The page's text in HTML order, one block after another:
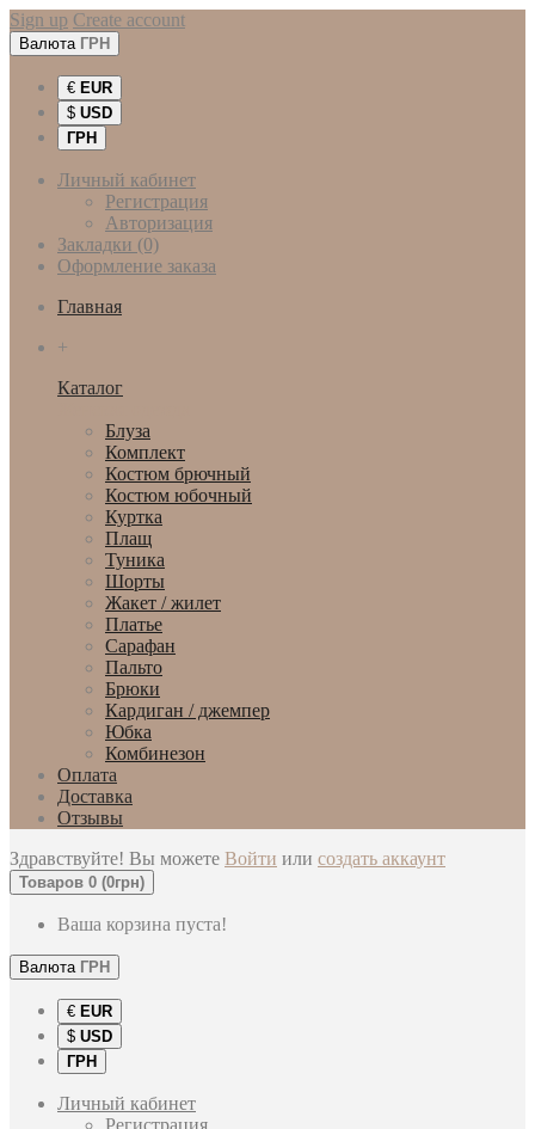
Sign up Create account
Валюта ГРН
€ EUR
$ USD
ГРН
Личный кабинет
Регистрация
Авторизация
Закладки (0)
Оформление заказа
Главная
+
Каталог
Блуза
Комплект
Костюм брючный
Костюм юбочный
Куртка
Плащ
Туника
Шорты
Жакет / жилет
Платье
Сарафан
Пальто
Брюки
Кардиган / джемпер
Юбка
Комбинезон
Оплата
Доставка
Отзывы
Здравствуйте! Вы можете Войти или создать аккаунт
Товаров 0 (0грн)
Ваша корзина пуста!
Валюта ГРН
€ EUR
$ USD
ГРН
Личный кабинет
Регистрация